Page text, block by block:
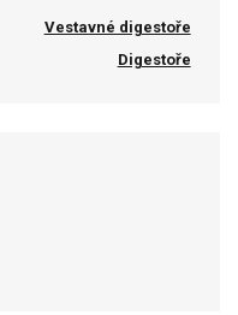
Vestavné digestoře
Digestoře